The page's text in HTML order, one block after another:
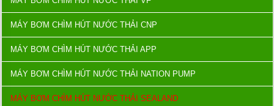
MÁY BƠM CHÌM HÚT NƯỚC THẢI CNP
MÁY BƠM CHÌM HÚT NƯỚC THẢI APP
MÁY BƠM CHÌM HÚT NƯỚC THẢI NATION PUMP
MÁY BƠM CHÌM HÚT NƯỚC THẢI SEALAND